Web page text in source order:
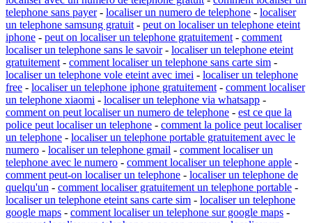
telephone sans payer- localiser un numero de telephone - localiser
un telephone samsung gratuit - peut on localiser un telephone eteint
iphone - peut on localiser un telephone gratuitement - comment
localiser un telephone sans le savoir- localiser un telephone eteint
gratuitement - comment localiser un telephone sans carte sim -
localiser un telephone vole eteint avec imei - localiser un telephone
free - localiser un telephone iphone gratuitement - comment localiser
un telephone xiaomi - localiser un telephone via whatsapp -
comment on peut localiser un numero de telephone - est ce que la
police peut localiser un telephone - comment la police peut localiser
un telephone - localiser un telephone portable gratuitement avec le
numero - localiser un telephone gmail - comment localiser un
telephone avec le numero - comment localiser un telephone apple -
comment peut-on localiser un telephone - localiser un telephone de
quelqu'un - comment localiser gratuitement un telephone portable -
localiser un telephone eteint sans carte sim - localiser un telephone
google maps - comment localiser un telephone sur google maps -